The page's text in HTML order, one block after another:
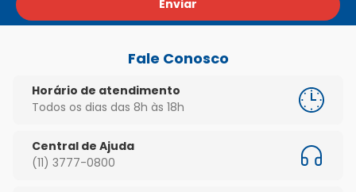
Enviar
Fale Conosco
Horário de atendimento
Todos os dias das 8h às 18h
Central de Ajuda
(11) 3777-0800